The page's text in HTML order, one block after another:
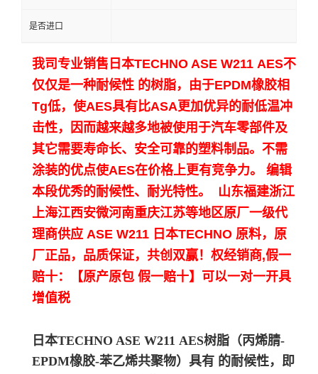
是否进口
我司专业销售日本TECHNO ASE W211 AES不
仅仅是一种耐候性 的树脂，由于EPDM橡胶相
Tg低，使AES具有比ASA更加优异的耐低温冲
击性，因而越来越多地被使用于汽车零部件及
其它需要寿命长、安全可靠的塑料制品。 不需
涂装的优点使AES在价格上更有竞争力。
编辑
本段优秀的耐候性、耐光特性。 山东福建浙江
上海江西安微河南重庆江苏等地区原厂一级代
理商供应 ASE W211 日本TECHNO 原料，原
厂正品，品质保证，共创双赢！权经销商,假一
赔十：【原产原包 假一赔十】可以一对一开具
增值税
日本TECHNO ASE W211 AES树脂（丙烯腈-
EPDM橡胶-苯乙烯共聚物）具有 的耐候性，即